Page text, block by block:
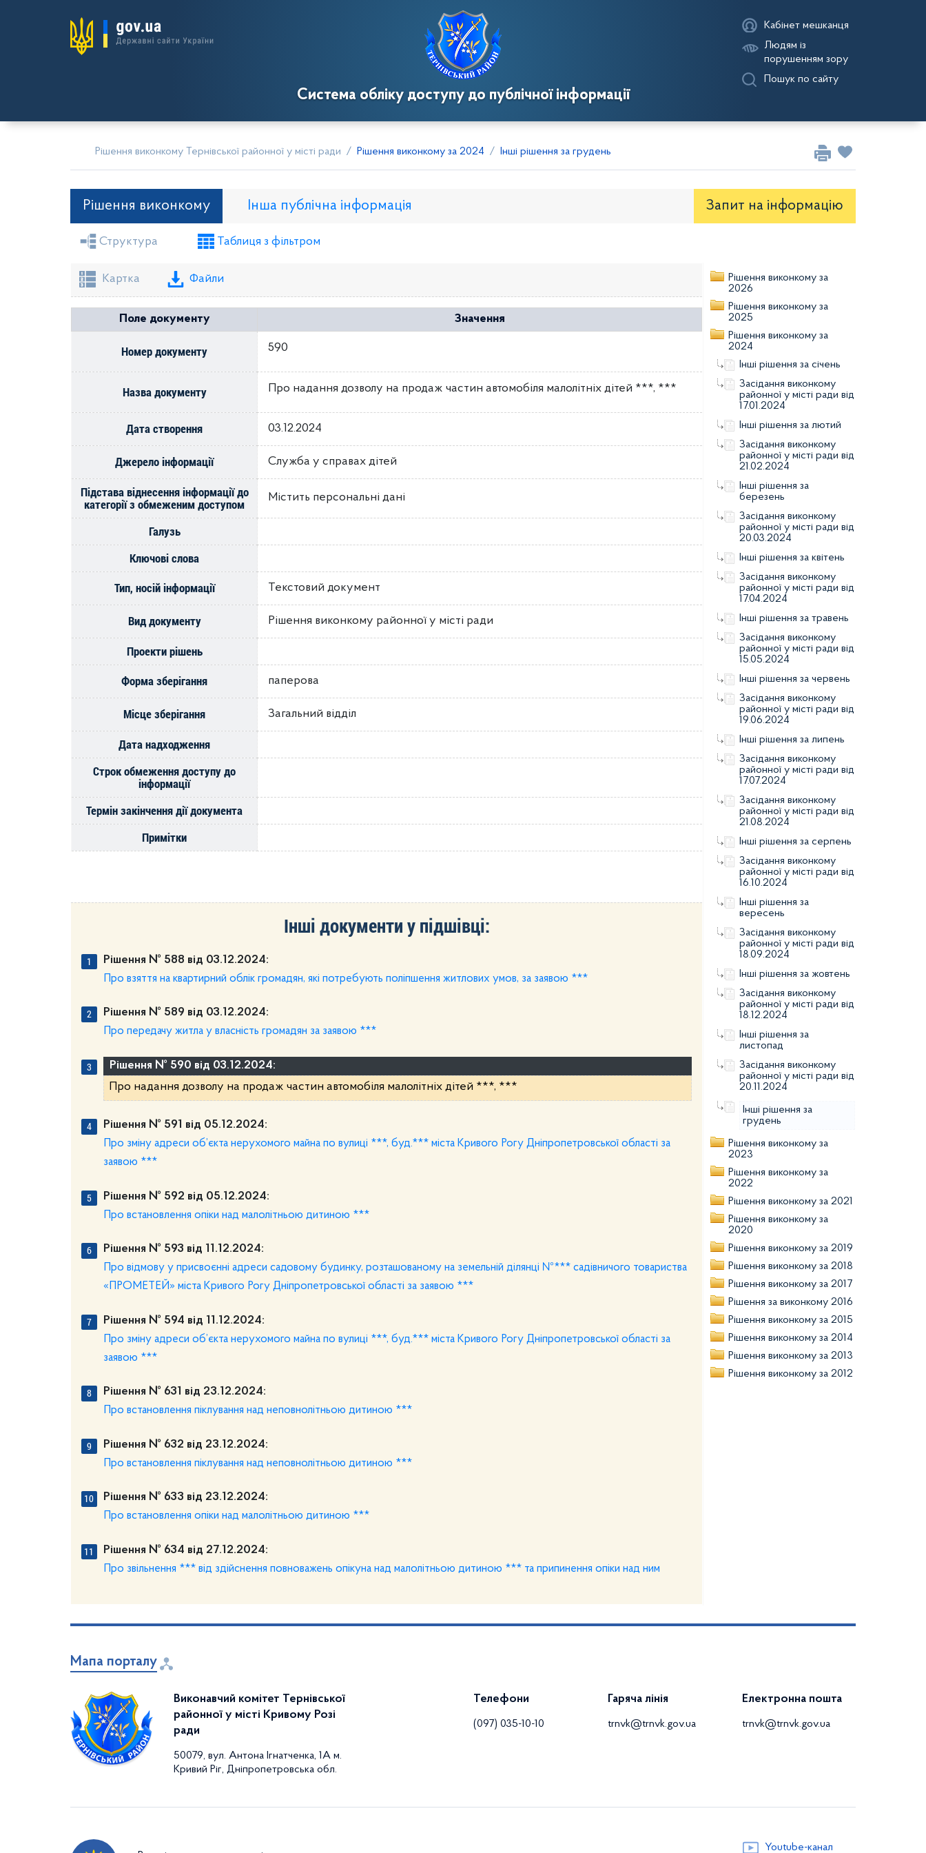
Система обліку доступу до публічної інформації
Кабінет мешканця
Людям із
порушенням зору
Пошук по сайту
Рішення виконкому Тернівської районної у місті ради Рішення виконкому за 2024 Інші рішення за грудень
Рішення виконкому Інша публічна інформація Запит на iнформацію
Засідання районної ради Рішення виконкому
Структура Таблиця з фільтром
Картка Файли
Поле документу Значення
Номер документу 590
Назва документу Про надання дозволу на продаж частин автомобіля малолітніх дітей ***, ***
Дата створення 03.12.2024
Джерело інформації Служба у справах дітей
Підстава віднесення інформації до
категорії з обмеженим доступом Містить персональні дані
Галузь
Ключові слова
Тип, носій інформації
Текстовий документ
Вид документу Рішення виконкому районної у місті ради
Проекти рішень
Форма зберігання
паперова
Місце зберігання Загальний відділ
Дата надходження
Строк обмеження доступу до
інформації
Термін закінчення дії документа
Примітки
Інші документи у підшівці:
Рішення № 588 від 03.12.2024:
Про взяття на квартирний облік громадян, які потребують поліпшення житлових умов, за заявою ***
Рішення № 589 від 03.12.2024:
Про передачу житла у власність громадян за заявою ***
Рішення № 590 від 03.12.2024:
Про надання дозволу на продаж частин автомобіля малолітніх дітей ***, ***
Рішення № 591 від 05.12.2024:
Про зміну адреси об’єкта нерухомого майна по вулиці ***, буд.*** міста Кривого Рогу Дніпропетровської області за
заявою ***
Рішення № 592 від 05.12.2024:
Про встановлення опіки над малолітньою дитиною ***
Рішення № 593 від 11.12.2024:
Про відмову у присвоєнні адреси садовому будинку, розташованому на земельній ділянці №*** садівничого товариства
«ПРОМЕТЕЙ» міста Кривого Рогу Дніпропетровської області за заявою ***
Рішення № 594 від 11.12.2024:
Про зміну адреси об’єкта нерухомого майна по вулиці ***, буд.*** міста Кривого Рогу Дніпропетровської області за
заявою ***
Рішення № 631 від 23.12.2024:
Про встановлення піклування над неповнолітньою дитиною ***
Рішення № 632 від 23.12.2024:
Про встановлення піклування над неповнолітньою дитиною ***
Рішення № 633 від 23.12.2024:
Про встановлення опіки над малолітньою дитиною ***
Рішення № 634 від 27.12.2024:
Про звільнення *** від здійснення повноважень опікуна над малолітньою дитиною *** та припинення опіки над ним
Рішення виконкому за
2026
Рішення виконкому за
2025
Рішення виконкому за
2024
Інші рішення за січень
Засідання виконкому
районної у місті ради від
17.01.2024
Інші рішення за лютий
Засідання виконкому
районної у місті ради від
21.02.2024
Інші рішення за
березень
Засідання виконкому
районної у місті ради від
20.03.2024
Інші рішення за квітень
Засідання виконкому
районної у місті ради від
17.04.2024
Інші рішення за травень
Засідання виконкому
районної у місті ради від
15.05.2024
Інші рішення за червень
Засідання виконкому
районної у місті ради від
19.06.2024
Інші рішення за липень
Засідання виконкому
районної у місті ради від
17.07.2024
Засідання виконкому
районної у місті ради від
21.08.2024
Інші рішення за серпень
Засідання виконкому
районної у місті ради від
16.10.2024
Інші рішення за
вересень
Засідання виконкому
районної у місті ради від
18.09.2024
Інші рішення за жовтень
Засідання виконкому
районної у місті ради від
18.12.2024
Інші рішення за
листопад
Засідання виконкому
районної у місті ради від
20.11.2024
Інші рішення за
грудень
Рішення виконкому за
2023
Рішення виконкому за
2022
Рішення виконкому за 2021
Рішення виконкому за
2020
Рішення виконкому за 2019
Рішення виконкому за 2018
Рішення виконкому за 2017
Рішення за виконкому 2016
Рішення виконкому за 2015
Рішення виконкому за 2014
Рішення виконкому за 2013
Рішення виконкому за 2012
Мапа порталу
Виконавчий комітет Тернівської
районної у місті Кривому Розі
ради
50079, вул. Антона Ігнатченка, 1А м.
Кривий Ріг, Дніпропетровська обл.
Телефони
(097) 035-10-10
Гаряча лінія
trnvk@trnvk.gov.ua
Електронна пошта
trnvk@trnvk.gov.ua
Youtube-канал